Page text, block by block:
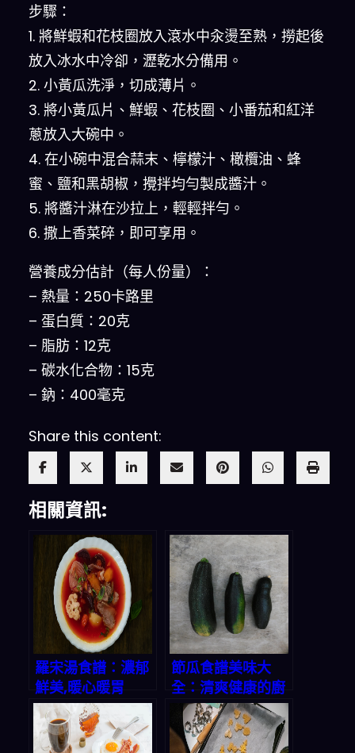
步驟：
1. 將鮮蝦和花枝圈放入滾水中汆燙至熟，撈起後
放入冰水中冷卻，瀝乾水分備用。
2. 小黃瓜洗淨，切成薄片。
3. 將小黃瓜片、鮮蝦、花枝圈、小番茄和紅洋
蔥放入大碗中。
4. 在小碗中混合蒜末、檸檬汁、橄欖油、蜂
蜜、鹽和黑胡椒，攪拌均勻製成醬汁。
5. 將醬汁淋在沙拉上，輕輕拌勻。
6. 撒上香菜碎，即可享用。
營養成分估計（每人份量）：
– 熱量：250卡路里
– 蛋白質：20克
– 脂肪：12克
– 碳水化合物：15克
– 鈉：400毫克
Share this content:
相關資訊:
羅宋湯食譜：濃郁
鮮美,暖心暖胃
節瓜食譜美味大
全：清爽健康的廚
房寶藏